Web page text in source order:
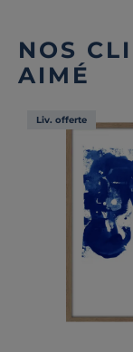
NOS
AIMÉ
Liv. offerte